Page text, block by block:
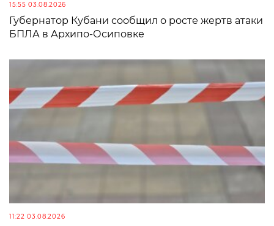
15:55 03.08.2026
Губернатор Кубани сообщил о росте жертв атаки
БПЛА в Архипо-Осиповке
11:22 03.08.2026